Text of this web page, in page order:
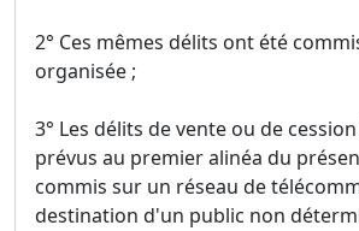
2° Ces mêmes délits ont été
organisée ;
3° Les délits de vente ou de
prévus au premier alinéa du
commis sur un réseau de
destination d'un public non